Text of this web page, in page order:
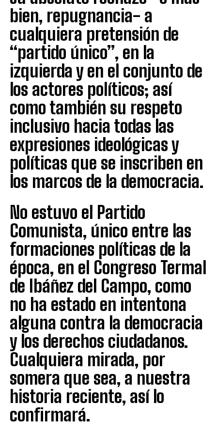
bien, repugnancia- a
cualquiera pretensión de
“partido único”, en la
izquierda y en el conjunto de
los actores políticos; así
como también su respeto
inclusivo hacia todas las
expresiones ideológicas y
políticas que se inscriben en
los marcos de la democracia.
No estuvo el Partido
Comunista, único entre las
formaciones políticas de la
época, en el Congreso Termal
de Ibáñez del Campo, como
no ha estado en intentona
alguna contra la democracia
y los derechos ciudadanos.
Cualquiera mirada, por
somera que sea, a nuestra
historia reciente, así lo
confirmará.